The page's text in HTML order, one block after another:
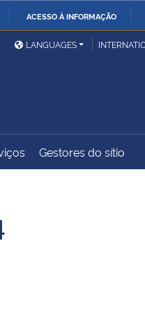
ACESSO À INFORMAÇÃO
das Relações
Geral da
Central do Brasil
LANGUAGES
Gestores do sítio